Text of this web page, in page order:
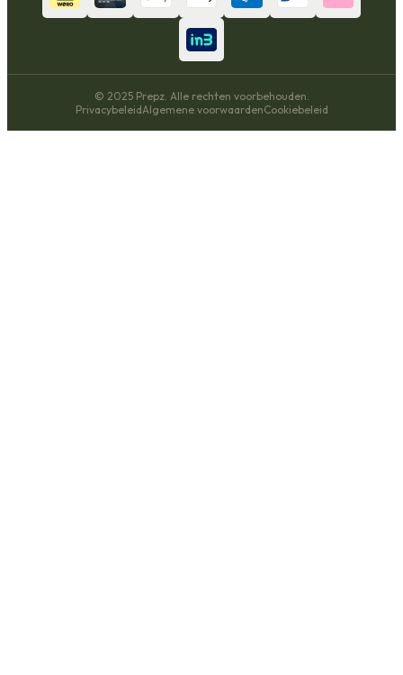
© 2025 Prepz. Alle rechten voorbehouden.
PrivacybeleidAlgemene voorwaardenCookiebeleid